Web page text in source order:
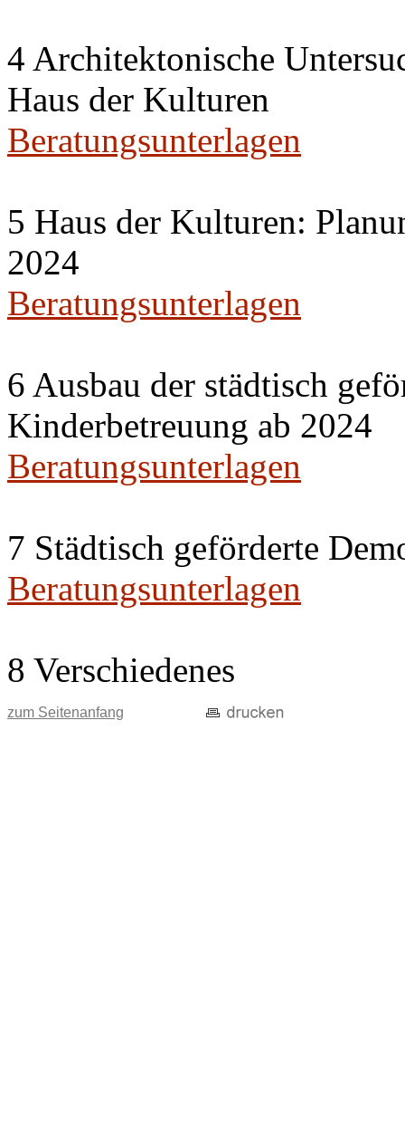
4 Architektonische
Haus der Kulturen
Beratungsunterlagen
5 Haus der Kulturen:
2024
Beratungsunterlagen
6 Ausbau der städtisch
Kinderbetreuung ab 2024
Beratungsunterlagen
7 Städtisch geförderte
Beratungsunterlagen
8 Verschiedenes
zum Seitenanfang